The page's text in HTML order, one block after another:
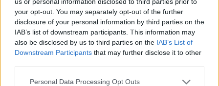
your opt-out. You may separately opt-out of the further
disclosure of your personal information by third parties on the
IAB’s list of downstream participants. This information may
also be disclosed by us to third parties on the IAB’s List of
Downstream Participants that may further disclose it to other
Personal Data Processing Opt Outs
del 2 de septiembre al 5 de septiembre